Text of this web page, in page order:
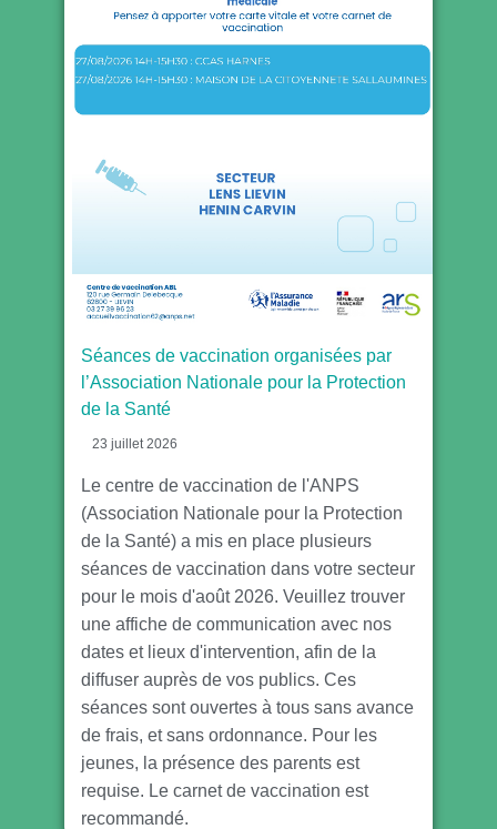
Séances de vaccination organisées par
l’Association Nationale pour la Protection
de la Santé
23 juillet 2026
Le centre de vaccination de l'ANPS
(Association Nationale pour la Protection
de la Santé) a mis en place plusieurs
séances de vaccination dans votre secteur
pour le mois d'août 2026. Veuillez trouver
une affiche de communication avec nos
dates et lieux d'intervention, afin de la
diffuser auprès de vos publics. Ces
séances sont ouvertes à tous sans avance
de frais, et sans ordonnance. Pour les
jeunes, la présence des parents est
requise. Le carnet de vaccination est
recommandé.